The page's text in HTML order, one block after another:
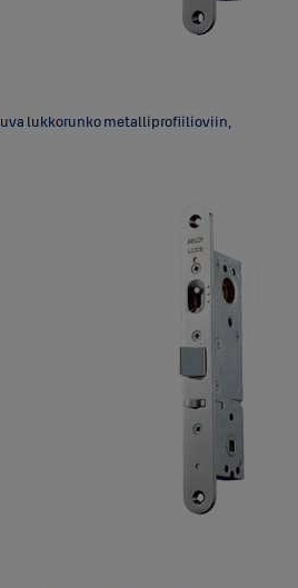
lukkorunko metalliprofiilioviin,